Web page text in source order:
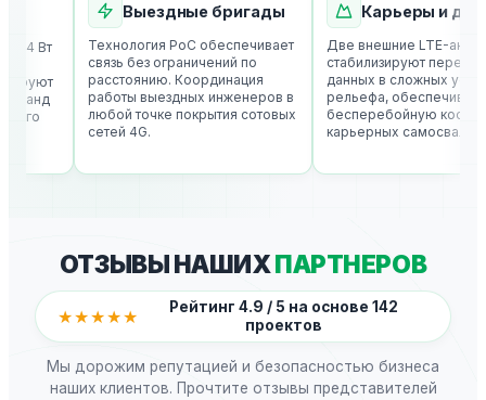
4 Вт
Выездные бригады
Технология PoC обеспечивает
связь без ограничений по
расстоянию. Координация
работы выездных инженеров в
любой точке покрытия сотовых
сетей 4G.
Карьеры и
Две внешние LTE-антенны
стабилизируют передачу
данных в сложных
рельефа, обеспечивая
бесперебойную
карьерных самосвалов.
ОТЗЫВЫ НАШИХПАРТНЕРОВ
★★★★★
Рейтинг 4.9 / 5 на основе 142
проектов
Мы дорожим репутацией и безопасностью бизнеса
наших клиентов. Прочтите отзывы представителей